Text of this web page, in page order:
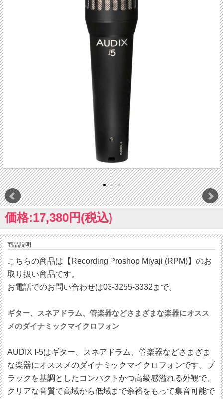
価格:17,380円(税込)
商品説明
こちらの商品は【Recording Proshop Miyaji (RPM)】のお
取り扱い商品です。
お電話でのお問い合わせは03-3255-3332まで。
ギター、スネアドラム、管楽器などさまざまな楽器にオスス
メのダイナミックマイクロフォン
AUDIX I-5はギター、スネアドラム、管楽器などさまざま
な楽器にオススメのダイナミックマイクロフォンです。ブ
ラックを基調としたコンパクトかつ高級感溢れる外観で、
クリアな音質で高域から低域まで余裕をもって集音可能で